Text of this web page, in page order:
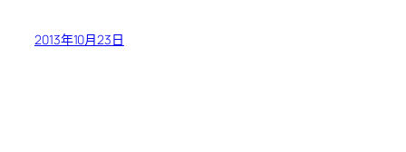
2013年10月23日